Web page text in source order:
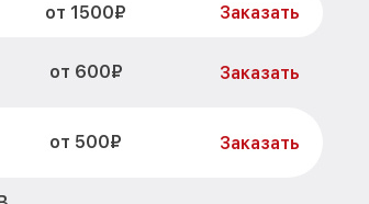
от 1500₽ Заказать
от 600₽ Заказать
от 500₽ Заказать